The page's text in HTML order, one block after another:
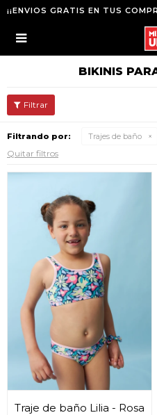
¡¡ENVIOS GRATIS EN TUS

BIKINIS
Filtrando por: Trajes de baño
Quitar filtros
Traje de baño Lilia - Rosa